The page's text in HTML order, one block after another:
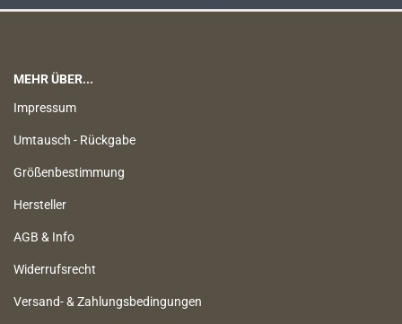
MEHR ÜBER...
Impressum
Umtausch - Rückgabe
Größenbestimmung
Hersteller
AGB & Info
Widerrufsrecht
Versand- & Zahlungsbedingungen